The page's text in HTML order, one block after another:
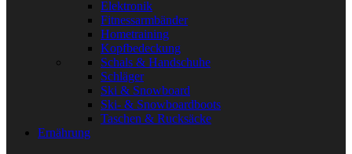
Elektronik
Fitnessarmbänder
Hometraining
Kopfbedeckung
Schals & Handschuhe
Schläger
Ski & Snowboard
Ski- & Snowboardboots
Taschen & Rucksäcke
Ernährung